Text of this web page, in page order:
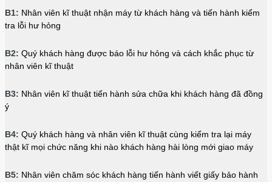
B1: Nhân viên kĩ thuật nhận máy từ khách hàng và tiến hành kiểm
tra lỗi hư hỏng
B2: Quý khách hàng được báo lỗi hư hỏng và cách khắc phục từ
nhân viên kĩ thuật
B3: Nhân viên kĩ thuật tiến hành sửa chữa khi khách hàng đã đồng
ý
B4: Quý khách hàng và nhân viên kĩ thuật cùng kiểm tra lại máy
thật kĩ mọi chức năng khi nào khách hàng hài lòng mới giao máy
B5: Nhân viên chăm sóc khách hàng tiến hành viết giấy bảo hành